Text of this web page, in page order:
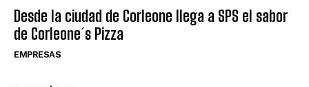
Desde la ciudad de Corleone llega a SPS el sabor
de Corleone´s Pizza
EMPRESAS